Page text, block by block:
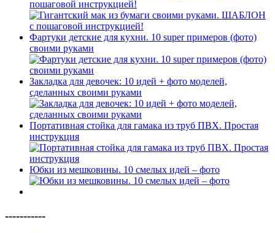
пошаговой инструкцией!
Фартуки детские для кухни. 10 super примеров (фото)
своими руками
Закладка для девочек: 10 идей + фото моделей,
сделанных своими руками
Портативная стойка для гамака из труб ПВХ. Простая
инструкция
Юбки из мешковины. 10 смелых идей – фото
-----------